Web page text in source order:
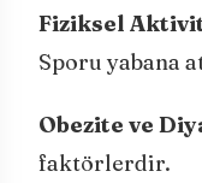
Fiziksel
Sporu yabana
Obezite ve
faktörlerdir.